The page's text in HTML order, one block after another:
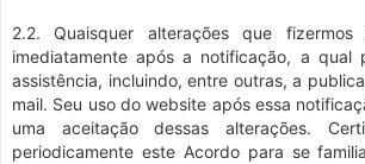
2.2. Quaisquer alterações que
imediatamente após a notificação, a qual
assistência, incluindo, entre outras, a
mail. Seu uso do website após essa
uma aceitação dessas alterações.
periodicamente este Acordo para se